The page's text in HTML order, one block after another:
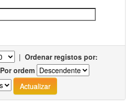
| Ordenar registos por:
Por ordem